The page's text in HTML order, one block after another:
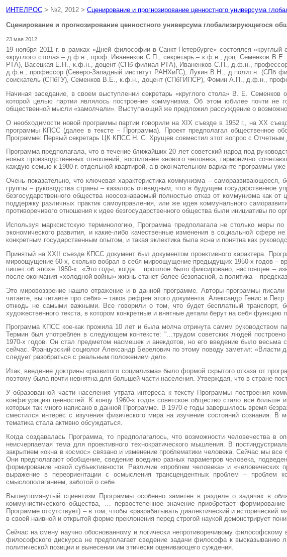
ИНТЕЛРОС > №2, 2012 > Сценирование и прогнозирование ценностного универсума
Сценирование и прогнозирование ценностного универсума глобализирующегося
23 мая 2012
19 ноября 2011 г. в рамках «Дней философии в Санкт-Петербурге» состоялся
«круглого стола» – д.ф.н., проф. Иваненков С.П., секретарь – к.ф.н., доц. Семенков
РТА), Васецкая Е.Н., к.ф.н., доцент (СПб филиал РТА), Иваненков С.П., д.ф.н.,
д.ф.н., профессор (Северо-Западный институт РАНХиГС), Лукин В.Н., д.полит.н.
соискатель (СПбГУ), Семенков В.Е., к.ф.н., доцент (СПбГИПСР), Фомин А.П., д.ф.н.,
Начиная заседание, в своем выступлении секретарь «круглого стола» В. Е.
которой целью партии являлось построение коммунизма. Об этом юбилее почти
общественной мысли «замолчали». Выступающий же предложил рассуждение о
О необходимости новой программы партии говорили на XIХ съезде в 1952 г., на XX
программы КПСС (далее в тексте – Программа). Проект предполагал общественное
Программе: Первый секретарь ЦК КПСС Н. С. Хрущев совместил этот вопрос с Отчетным
Программа предполагала, что в течение ближайших 20 лет советский народ под
новых производственных отношений, вос­питание «нового человека, гармонично
каждую семью к 1980 г. отдельной квартирой, а в окончательном варианте программы
Очень показательно, что ключевая характеристика коммунизма –
группы – руководства страны – казалось очевидным, что в будущем государственное
безгосударственного общества неосознаваемый полностью отказ от коммунизма как
поддержку различных практик самоуправления, или же идея коммунального
противоречивого отношения к идее безгосударственного общества были инициативы по
Используя марксистскую терминологию, Программа предполагала не столько меры
экономического развития, и какие-либо качественные изменения в социальной
конкретным государственным опытом, и такая эклектика была ясна и понятна как
Принятый на XXII съезде КПСС документ был документом проективного характера.
мироощущение 60-х, сколько вобрал в себя мироощущение предыдущих 1950-х годов –
пишет об эпохе 1950-х: «Это годы, когда… прошлое было фиксировано, настоящее –
после оконча­ния «холодной войны» жизнь станет более безопасной, а политика –
Это мировоззрение нашло отражение и в данной программе. Авторы программы
читаете, вы читаете про себя» – таков рефрен этого документа. Александр Генис и
отнюдь не самыми важными. Все говорили о том, что будет бесплатный транспорт,
художественного текста, в котором конкрет­ные и внятные детали берут на себя функцию
Программа КПСС кое-как прожила 10 лет и была молча отринута самим руководством
Термин был употреблен в следующем контексте: "...тру­дом советских людей
1970-х годов. Он стал предметом насмешек и анекдотов, но его введение было весьма
сейчас. Французский социолог Александр Берелович по этому поводу заметил:
следует разобраться с реальным положением дел».
Итак, введение доктрины «развитого социализма» было формой скрытого отказа от
поэтому была почти невнятна для большей части населения. Утверждая, что в стране
У образованной части населения утрата интереса к тексту Программы
конфигурацию ценностей. К концу 1960-х годов советское общество стало все
которых так много написано в данной Программе. В 1970-е годы завершилось время
сместился интерес с изучения физи­ческого мира на изучение состояний
тематика стала активно обсуждаться.
Когда создавалась Программа, то предпола­галось, что возможности человечества в
неисчерпаемая тема для проективного технократического мышления. В
закрытием «окна в космос» связано и изменение проблематики человека. Сейчас мы
Они предполагают обобщение, сведение воедино разных параметров человека,
формирование новой субъективности. Различие «проблем человека» и
выражение в переориентации с осмысления трансцендентных проблем –
смыслополаганием, заботой о себе.
Вышеупомянутый сциентизм Программы особенно заметен в разделе о задачах в
коммунистического общества, … первостепенное значение приобретает
Программе отсутствует) – в том, чтобы «разрабатывать диалектический и
в своей наивной и открытой форме преклонения перед строгой наукой демонстрирует
Сейчас на смену научно обоснованному и логически непротиворечивому
философского дискурса не предполагает сведение задачи философа к
политической позиции и вынесении им этически оценивающего суждения.